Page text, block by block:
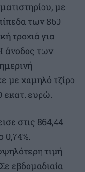
με
των 860
τροχιά για
άνοδος των
με χαμηλό τζίρο
εκατ. ευρώ.
στις 864,44
0,74%.
τιμή
εβδομαδιαία